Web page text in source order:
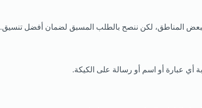
المناطق، لكن ننصح بالطلب المسبق لضمان أفضل تنسيق.
أي عبارة أو اسم أو رسالة على الكيكة.